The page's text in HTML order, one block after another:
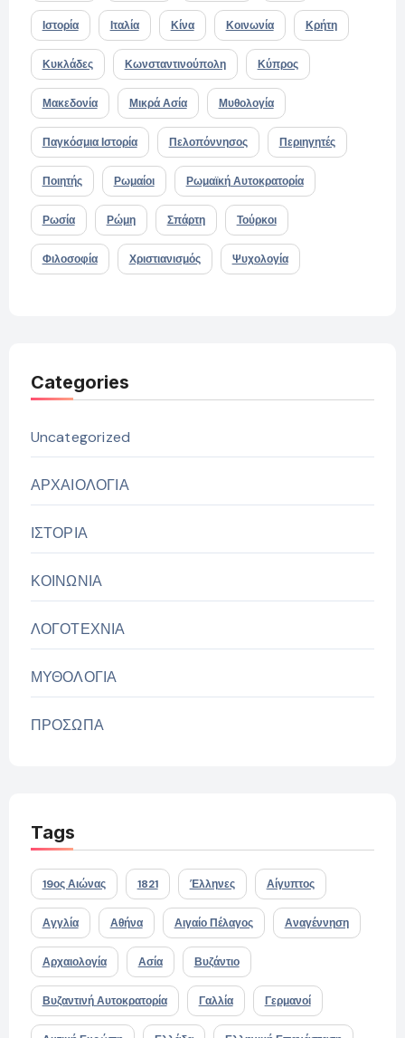
Ιστορία Ιταλία Κίνα Κοινωνία Κρήτη
Κυκλάδες Κωνσταντινούπολη Κύπρος
Μακεδονία Μικρά Ασία Μυθολογία
Παγκόσμια Ιστορία Πελοπόννησος Περιηγητές
Ποιητής Ρωμαίοι Ρωμαϊκή Αυτοκρατορία
Ρωσία Ρώμη Σπάρτη Τούρκοι
Φιλοσοφία Χριστιανισμός Ψυχολογία
Categories
Uncategorized
ΑΡΧΑΙΟΛΟΓΙΑ
ΙΣΤΟΡΙΑ
ΚΟΙΝΩΝΙΑ
ΛΟΓΟΤΕΧΝΙΑ
ΜΥΘΟΛΟΓΙΑ
ΠΡΟΣΩΠΑ
Tags
19ος Αιώνας 1821 Έλληνες Αίγυπτος
Αγγλία Αθήνα Αιγαίο Πέλαγος Αναγέννηση
Αρχαιολογία Ασία Βυζάντιο
Βυζαντινή Αυτοκρατορία Γαλλία Γερμανοί